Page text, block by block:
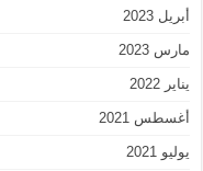
أبريل 2023
مارس 2023
يناير 2022
أغسطس 2021
يوليو 2021